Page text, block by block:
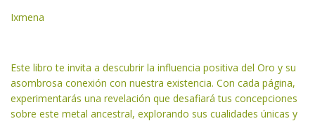
Ixmena
Este libro te invita a descubrir la influencia positiva del Oro y su
asombrosa conexión con nuestra existencia. Con cada página,
experimentarás una revelación que desafiará tus concepciones
sobre este metal ancestral, explorando sus cualidades únicas y